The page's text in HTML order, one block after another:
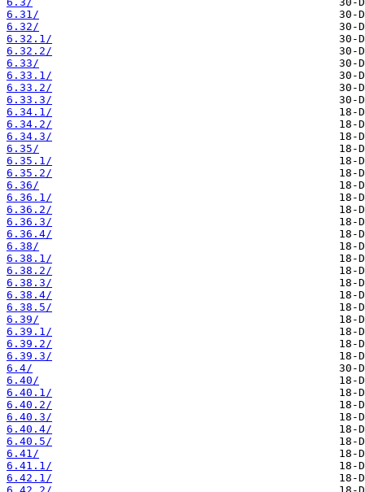
6.31/
6.32/
6.32.1/
6.32.2/
6.33/
6.33.1/
6.33.2/
6.33.3/
6.34.1/
6.34.2/
6.34.3/
6.35/
6.35.1/
6.35.2/
6.36/
6.36.1/
6.36.2/
6.36.3/
6.36.4/
6.38/
6.38.1/
6.38.2/
6.38.3/
6.38.4/
6.38.5/
6.39/
6.39.1/
6.39.2/
6.39.3/
6.4/
6.40/
6.40.1/
6.40.2/
6.40.3/
6.40.4/
6.40.5/
6.41/
6.41.1/
6.42.1/